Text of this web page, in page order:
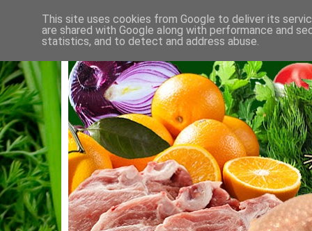
This site uses cookies from Google to deliver its
are shared with Google along with performance and
statistics, and to detect and address abuse.